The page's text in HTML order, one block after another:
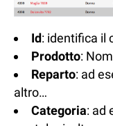
Id: identifica il
Prodotto:
Reparto: ad
altro…
Categoria: ad